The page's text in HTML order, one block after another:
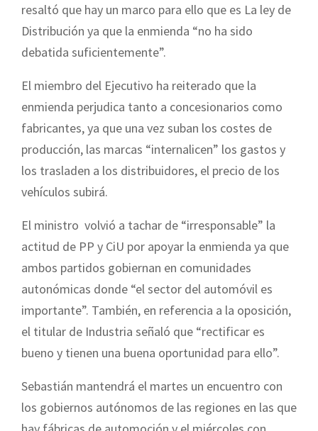
resaltó que hay un marco para ello que es La ley de
Distribución ya que la enmienda “no ha sido
debatida suficientemente”.
El miembro del Ejecutivo ha reiterado que la
enmienda perjudica tanto a concesionarios como
fabricantes, ya que una vez suban los costes de
producción, las marcas “internalicen” los gastos y
los trasladen a los distribuidores, el precio de los
vehículos subirá.
El ministro volvió a tachar de “irresponsable” la
actitud de PP y CiU por apoyar la enmienda ya que
ambos partidos gobiernan en comunidades
autonómicas donde “el sector del automóvil es
importante”. También, en referencia a la oposición,
el titular de Industria señaló que “rectificar es
bueno y tienen una buena oportunidad para ello”.
Sebastián mantendrá el martes un encuentro con
los gobiernos autónomos de las regiones en las que